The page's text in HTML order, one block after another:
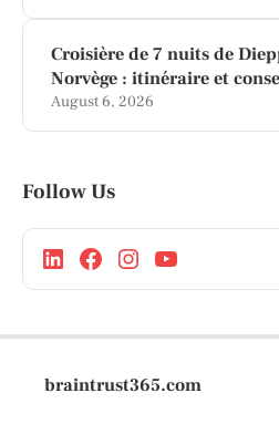
Croisière de 7 nuits de
Norvège : itinéraire et
August 6, 2026
Follow Us
braintrust365.com